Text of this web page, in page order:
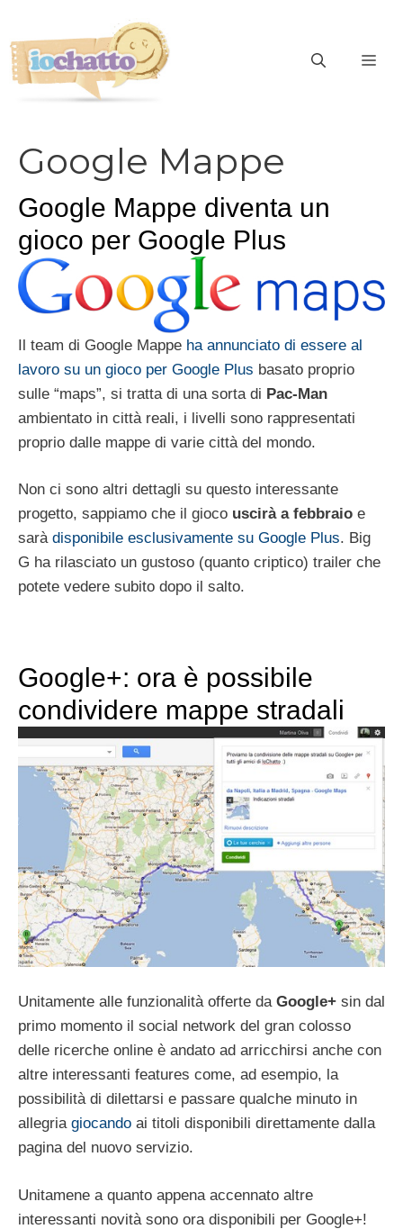
contenuto
Google Mappe
Google Mappe diventa un
gioco per Google Plus
Il team di Google Mappe ha annunciato di essere al
lavoro su un gioco per Google Plus basato proprio
sulle “maps”, si tratta di una sorta di Pac-Man
ambientato in città reali, i livelli sono rappresentati
proprio dalle mappe di varie città del mondo.
Non ci sono altri dettagli su questo interessante
progetto, sappiamo che il gioco uscirà a febbraio e
sarà disponibile esclusivamente su Google Plus. Big
G ha rilasciato un gustoso (quanto criptico) trailer che
potete vedere subito dopo il salto.
Google+: ora è possibile
condividere mappe stradali
Unitamente alle funzionalità offerte da Google+ sin dal
primo momento il social network del gran colosso
delle ricerche online è andato ad arricchirsi anche con
altre interessanti features come, ad esempio, la
possibilità di dilettarsi e passare qualche minuto in
allegria giocando ai titoli disponibili direttamente dalla
pagina del nuovo servizio.
Unitamene a quanto appena accennato altre
interessanti novità sono ora disponibili per Google+!